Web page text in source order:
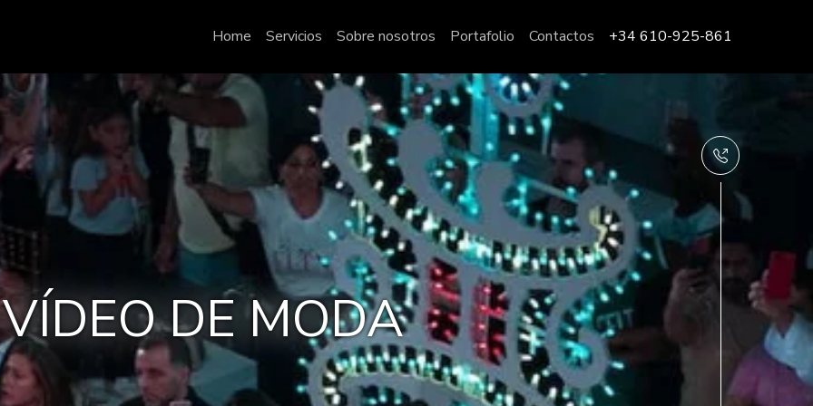
Home Servicios Sobre nosotros Portafolio Contactos +34 610-925-861
VÍDEO DE MODA